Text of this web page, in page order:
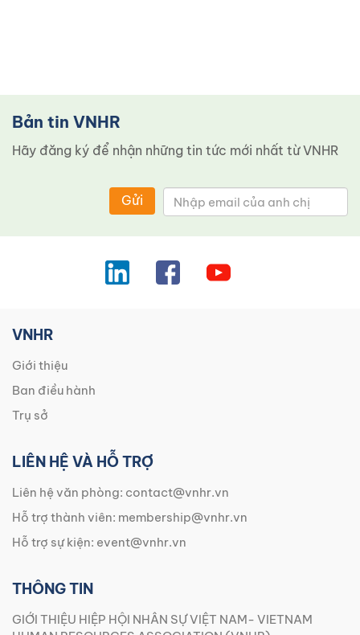
Bản tin VNHR
Hãy đăng ký để nhận những tin tức mới nhất từ ​​VNHR
Gửi
VNHR
Giới thiệu
Ban điều hành
Trụ sở
LIÊN HỆ VÀ HỖ TRỢ
Liên hệ văn phòng: contact@vnhr.vn
Hỗ trợ thành viên: membership@vnhr.vn
Hỗ trợ sự kiện: event@vnhr.vn
THÔNG TIN
GIỚI THIỆU HIỆP HỘI NHÂN SỰ VIỆT NAM- VIETNAM